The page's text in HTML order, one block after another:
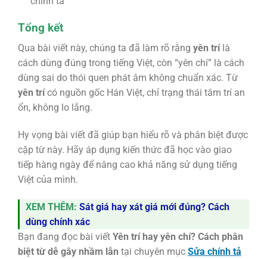
Tổng kết
Qua bài viết này, chúng ta đã làm rõ rằng yên trílà
cách dùng đúng trong tiếng Việt, còn “yên chí” là cách
dùng sai do thói quen phát âm không chuẩn xác. Từ
yên trícó nguồn gốc Hán Việt, chỉ trạng thái tâm trí an
ổn, không lo lắng.
Hy vọng bài viết đã giúp bạn hiểu rõ và phân biệt được
cặp từ này. Hãy áp dụng kiến thức đã học vào giao
tiếp hàng ngày để nâng cao khả năng sử dụng tiếng
Việt của mình.
XEM THÊM: Sát giá hay xát giá mới đúng? Cách
dùng chính xác
Bạn đang đọc bài viết Yên trí hay yên chí? Cách phân
biệt từ dễ gây nhầm lẫn tại chuyên mục Sửa chính tả